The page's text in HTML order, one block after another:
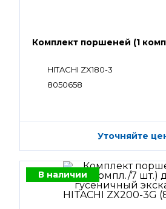
Комплект поршеней (1
HITACHI ZX180-3
8050658
Уточняйте
В наличии